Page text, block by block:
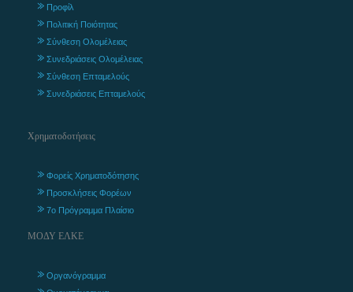
Προφίλ
Πολιτική Ποιότητας
Σύνθεση Ολομέλειας
Συνεδριάσεις Ολομέλειας
Σύνθεση Επταμελούς
Συνεδριάσεις Επταμελούς
Χρηματοδοτήσεις
Φορείς Χρηματοδότησης
Προσκλήσεις Φορέων
7ο Πρόγραμμα Πλαίσιο
ΜΟΔΥ ΕΛΚΕ
Οργανόγραμμα